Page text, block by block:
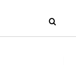
Menu